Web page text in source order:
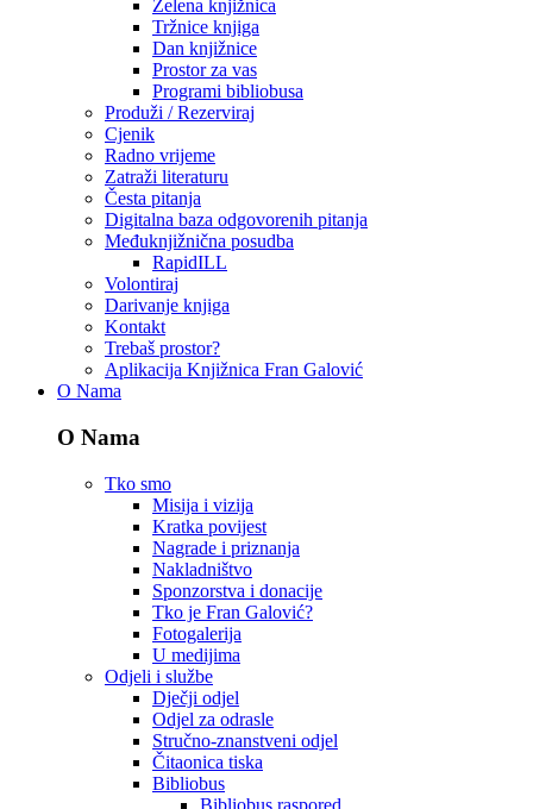
Zelena knjižnica
Tržnice knjiga
Dan knjižnice
Prostor za vas
Programi bibliobusa
Produži / Rezerviraj
Cjenik
Radno vrijeme
Zatraži literaturu
Česta pitanja
Digitalna baza odgovorenih pitanja
Međuknjižnična posudba
RapidILL
Volontiraj
Darivanje knjiga
Kontakt
Trebaš prostor?
Aplikacija Knjižnica Fran Galović
O Nama
O Nama
Tko smo
Misija i vizija
Kratka povijest
Nagrade i priznanja
Nakladništvo
Sponzorstva i donacije
Tko je Fran Galović?
Fotogalerija
U medijima
Odjeli i službe
Dječji odjel
Odjel za odrasle
Stručno-znanstveni odjel
Čitaonica tiska
Bibliobus
Bibliobus raspored